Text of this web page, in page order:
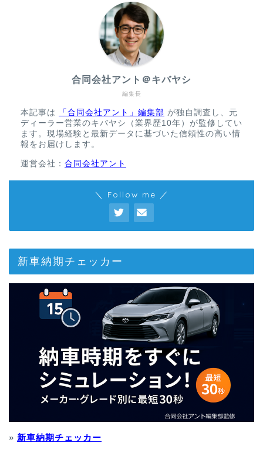
編集長
合同会社アント＠キバヤシ
本記事は 「合同会社アント」編集部 が独自調査し、元
ディーラー営業のキバヤシ（業界歴10年）が監修してい
ます。現場経験と最新データに基づいた信頼性の高い情
報をお届けします。
運営会社： 合同会社アント
＼ Follow me ／
新車納期チェッカー
» 新車納期チェッカー